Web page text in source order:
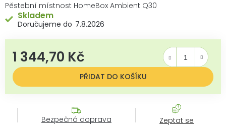
Pěstební místnost HomeBox Ambient Q30
Skladem
7.8.2026
1 344,70 Kč
PŘIDAT DO KOŠÍKU
Bezpečná doprava Zeptat se